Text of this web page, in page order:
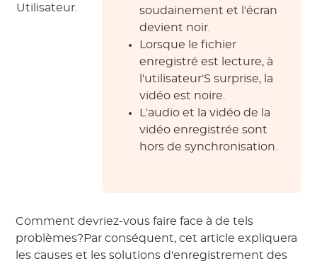
Utilisateur.
soudainement et l'écran
devient noir.
Lorsque le fichier
enregistré est lecture, à
l'utilisateur'S surprise, la
vidéo est noire.
L'audio et la vidéo de la
vidéo enregistrée sont
hors de synchronisation.
Comment devriez-vous faire face à de tels
problèmes?Par conséquent, cet article expliquera
les causes et les solutions d'enregistrement des